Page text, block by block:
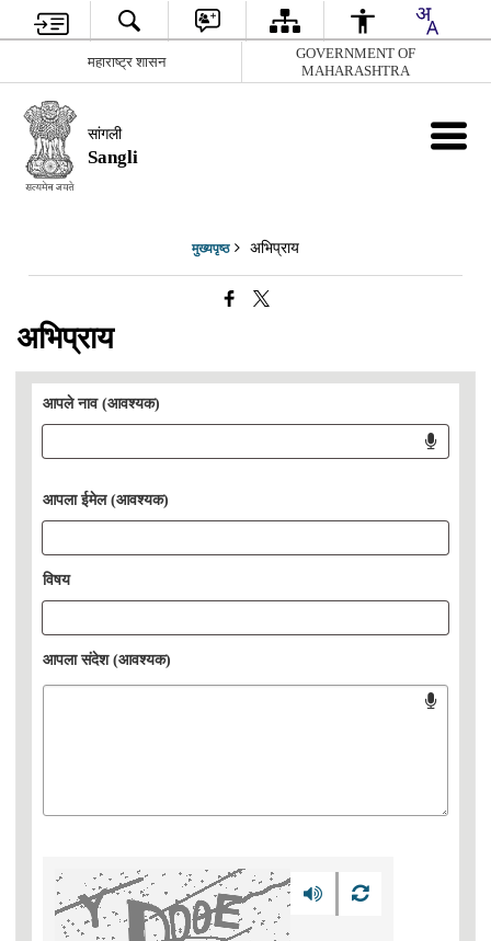
महाराष्ट्र शासन
GOVERNMENT OF
MAHARASHTRA
सांगली
Sangli
मुख्यपृष्ठ अभिप्राय
अभिप्राय
आपले नाव (आवश्यक)
आपला ईमेल (आवश्यक)
विषय
आपला संदेश (आवश्यक)